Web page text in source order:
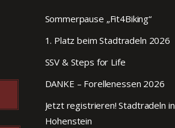
Sommerpause „Fit4Biking“
1. Platz beim Stadtradeln 2026
SSV & Steps for Life
DANKE – Forellenessen 2026
Jetzt registrieren! Stadtradeln in
Hohenstein